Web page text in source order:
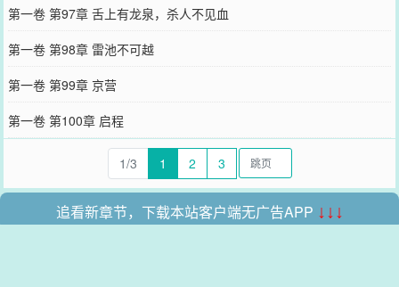
第一卷 第97章 舌上有龙泉，杀人不见血
第一卷 第98章 雷池不可越
第一卷 第99章 京营
第一卷 第100章 启程
1/3 1 2 3
追看新章节，下载本站客户端无广告APP ↓↓↓